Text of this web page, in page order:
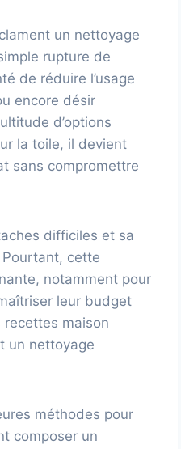
un nettoyage
rupture de
de réduire l’usage
encore désir
d’options
la toile, il devient
sans compromettre
difficiles et sa
cette
notamment pour
leur budget
maison
un nettoyage
méthodes pour
composer un